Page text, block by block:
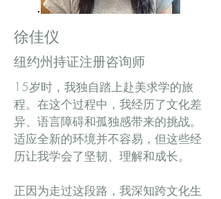
徐佳仪
纽约州持证注册咨询师
15岁时，我独自踏上赴美求学的旅
程。在这个过程中，我经历了文化差
异、语言障碍和孤独感带来的挑战。
适应全新的环境并不容易，但这些经
历让我学会了坚韧、理解和成长。
正因为走过这段路，我深知跨文化生